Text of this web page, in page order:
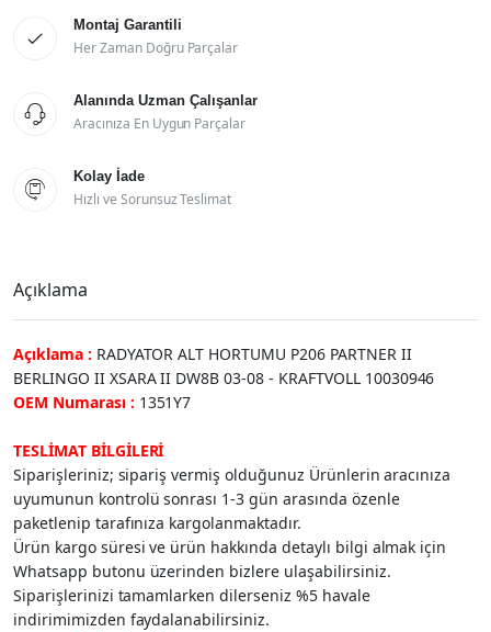

Montaj Garantili
Her Zaman Doğru Parçalar

Alanında Uzman Çalışanlar
Aracınıza En Uygun Parçalar

Kolay İade
Hızlı ve Sorunsuz Teslimat
Açıklama
Açıklama : RADYATOR ALT HORTUMU P206 PARTNER II
BERLINGO II XSARA II DW8B 03-08 - KRAFTVOLL 10030946
OEM Numarası : 1351Y7
TESLİMAT BİLGİLERİ
Siparişleriniz; sipariş vermiş olduğunuz Ürünlerin aracınıza
uyumunun kontrolü sonrası 1-3 gün arasında özenle
paketlenip tarafınıza kargolanmaktadır.
Ürün kargo süresi ve ürün hakkında detaylı bilgi almak için
Whatsapp butonu üzerinden bizlere ulaşabilirsiniz.
Siparişlerinizi tamamlarken dilerseniz %5 havale
indirimimizden faydalanabilirsiniz.